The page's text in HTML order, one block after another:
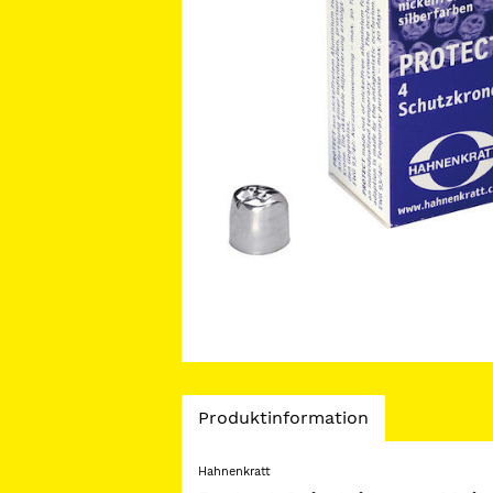
Current
Produktinformation
Hahnenkratt